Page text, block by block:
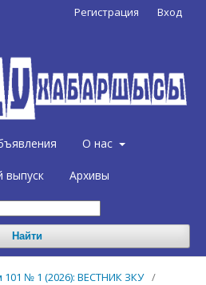
О нас
выпуск Архивы
Найти
Регистрация Вход
101 № 1 (2026): ВЕСТНИК ЗКУ /